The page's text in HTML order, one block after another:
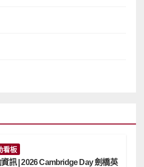
看板
訊 | 2026 Cambridge Day 劍橋英